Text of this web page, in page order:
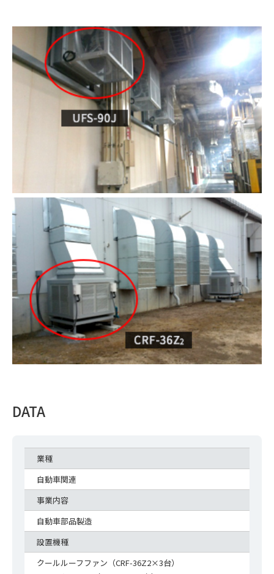
DATA
業種
自動車関連
事業内容
自動車部品製造
設置機種
クールルーフファン（CRF-36Z2×3台）